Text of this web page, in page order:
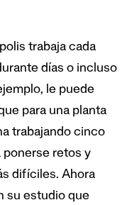
trabaja cada
días o incluso
le puede
para una planta
trabajando cinco
ponerse retos y
difíciles. Ahora
su estudio que